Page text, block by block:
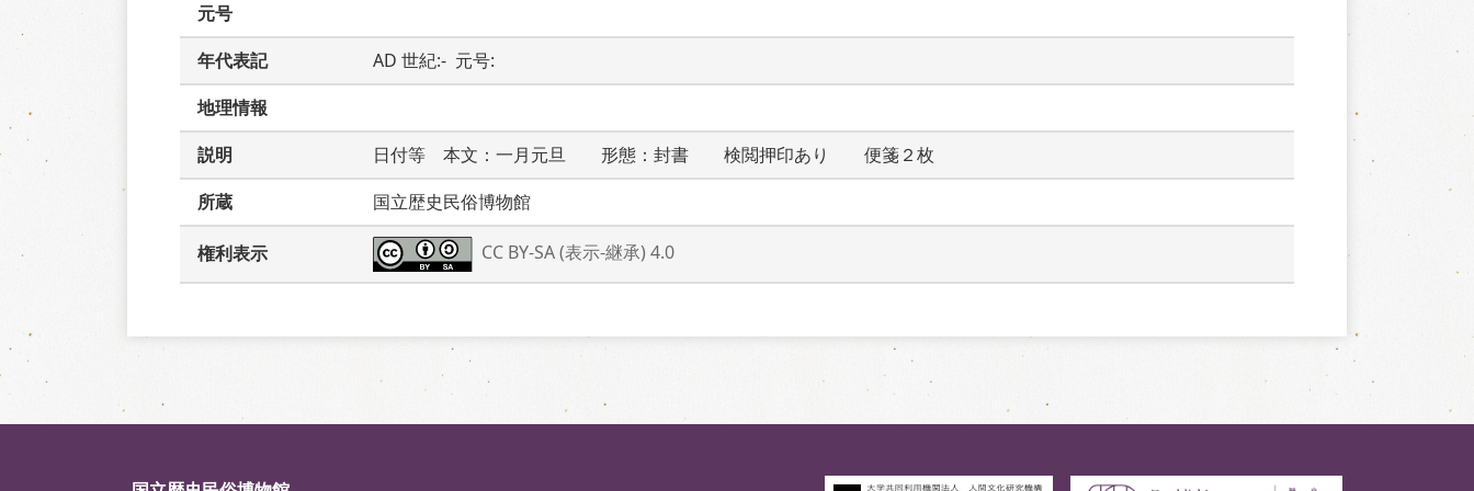
元号
年代表記
AD 世紀:-  元号:
地理情報
説明
日付等　本文：一月元旦　　形態：封書　　検閲押印あり　　便箋２枚
所蔵
国立歴史民俗博物館
権利表示 CC BY-SA (表示-継承) 4.0